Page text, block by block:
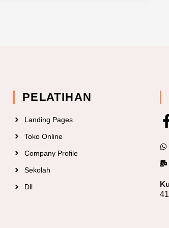
PELATIHAN
Landing Pages
Toko Online
Company Profile
Sekolah
Dll